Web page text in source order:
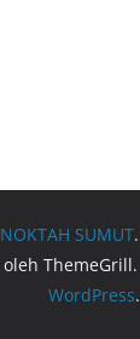
NOKTAH SUMUT
oleh
WordPress.